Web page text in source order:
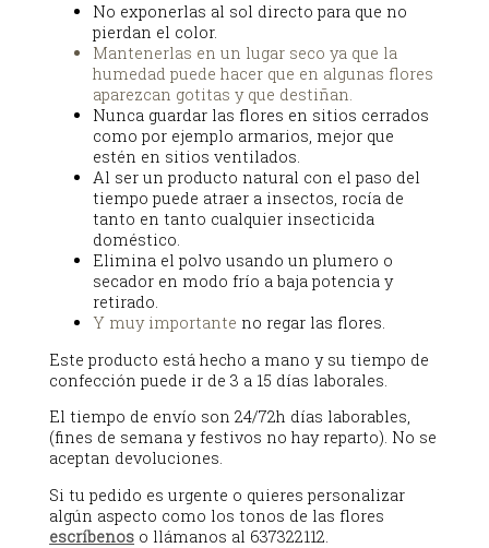
No exponerlas al sol directo para que no
pierdan el color.
Mantenerlas en un lugar seco ya que la
humedad puede hacer que en algunas flores
aparezcan gotitas y que destiñan.
Nunca guardar las flores en sitios cerrados
como por ejemplo armarios, mejor que
estén en sitios ventilados.
Al ser un producto natural con el paso del
tiempo puede atraer a insectos, rocía de
tanto en tanto cualquier insecticida
doméstico.
Elimina el polvo usando un plumero o
secador en modo frío a baja potencia y
retirado.
Y muy importante no regar las flores.
Este producto está hecho a mano y su tiempo de
confección puede ir de 3 a 15 días laborales.
El tiempo de envío son 24/72h días laborables,
(fines de semana y festivos no hay reparto). No se
aceptan devoluciones.
Si tu pedido es urgente o quieres personalizar
algún aspecto como los tonos de las flores
escríbenos o llámanos al 637322112.